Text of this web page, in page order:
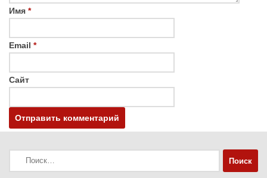
Имя *
Email *
Сайт
Найти: